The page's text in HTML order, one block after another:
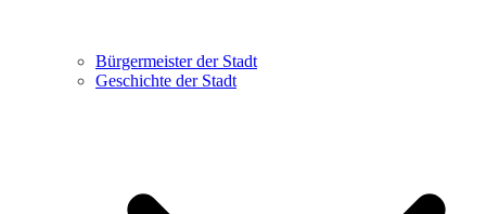
Bürgermeister der Stadt
Geschichte der Stadt